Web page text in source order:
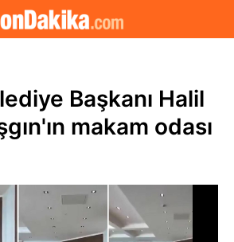
Başkanı Halil
makam odası